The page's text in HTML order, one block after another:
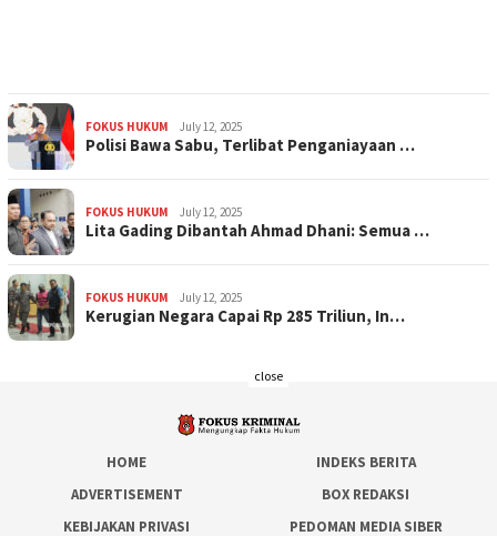
FOKUS HUKUM July 12, 2025
Polisi Bawa Sabu, Terlibat Penganiayaan …
FOKUS HUKUM July 12, 2025
Lita Gading Dibantah Ahmad Dhani: Semua …
FOKUS HUKUM July 12, 2025
Kerugian Negara Capai Rp 285 Triliun, In…
HOME
INDEKS BERITA
ADVERTISEMENT
BOX REDAKSI
KEBIJAKAN PRIVASI
PEDOMAN MEDIA SIBER
close